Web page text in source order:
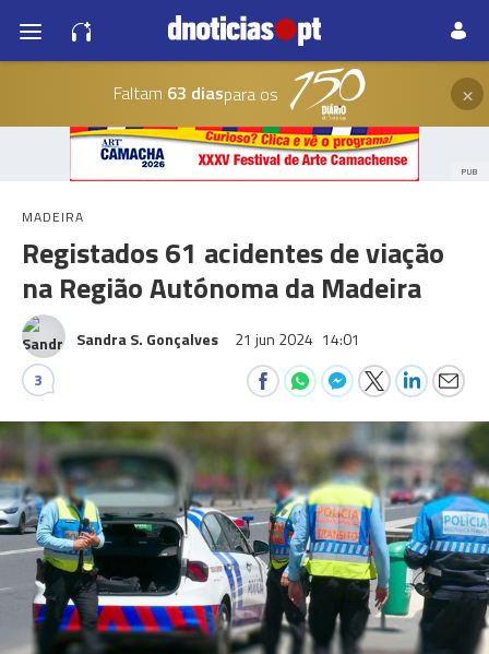
Faltam 63 diaspara os ×
PUB
MADEIRA
Registados 61 acidentes de viação
na Região Autónoma da Madeira
Sandra S. Gonçalves 21 jun 2024 14:01
3